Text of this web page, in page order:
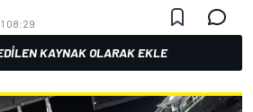
08:29
KAYNAK OLARAK EKLE